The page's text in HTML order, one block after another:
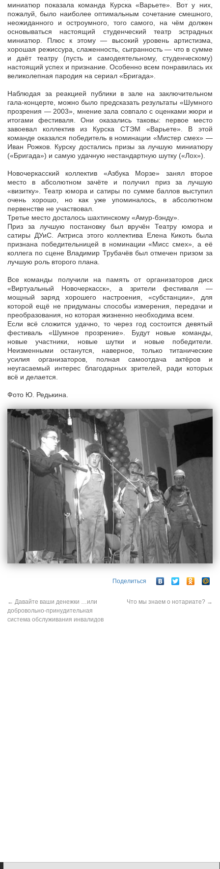
миниатюр показала команда Курска «Варьете». Вот у них,
пожалуй, было наиболее оптимальным сочетание смешного,
неожиданного и остроумного, того самого, на чём должен
основываться настоящий студенческий театр эстрадных
миниатюр. Плюс к этому — высокий уровень артистизма,
хорошая режиссура, слаженность, сыгранность — что в сумме
и даёт театру (пусть и самодеятельному, студенческому)
настоящий успех и признание. Особенно всем понравилась их
великолепная пародия на сериал «Бригада».
Наблюдая за реакцией публики в зале на заключительном
гала-концерте, можно было предсказать результаты «Шумного
прозрения — 2003», мнение зала совпало с оценками жюри и
итогами фестиваля. Они оказались таковы: первое место
завоевал коллектив из Курска СТЭМ «Варьете». В этой
команде оказался победитель в номинации «Мистер смех» —
Иван Рожков. Курску достались призы за лучшую миниатюру
(«Бригада») и самую удачную нестандартную шутку («Лох»).
Новочеркасский коллектив «Азбука Морзе» занял второе
место в абсолютном зачёте и получил приз за лучшую
«визитку». Театр юмора и сатиры по сумме баллов выступил
очень хорошо, но как уже упоминалось, в абсолютном
первенстве не участвовал.
Третье место досталось шахтинскому «Амур-бэнду».
Приз за лучшую постановку был вручён Театру юмора и
сатиры ДУиС. Актриса этого коллектива Елена Кикоть была
признана победительницей в номинации «Мисс смех», а её
коллега по сцене Владимир Трубачёв был отмечен призом за
лучшую роль второго плана.
Все команды получили на память от организаторов диск
«Виртуальный Новочеркасск», а зрители фестиваля —
мощный заряд хорошего настроения, «субстанции», для
которой ещё не придуманы способы измерения, передачи и
преобразования, но которая жизненно необходима всем.
Если всё сложится удачно, то через год состоится девятый
фестиваль «Шумное прозрение». Будут новые команды,
новые участники, новые шутки и новые победители.
Неизменными останутся, наверное, только титанические
усилия организаторов, полная самоотдача актёров и
неугасаемый интерес благодарных зрителей, ради которых
всё и делается.
Фото Ю. Редькина.
Поделиться
← Давайте ваши денежки …или
добровольно-принудительная
система обслуживания инвалидов
Что мы знаем о нотариате? →